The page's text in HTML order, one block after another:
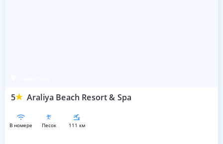
5 Araliya Beach Resort & Spa
в номере песок 111 км